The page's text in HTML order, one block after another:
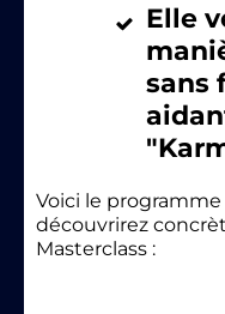
Elle
sans
Voici le
découvrirez
Masterclass :